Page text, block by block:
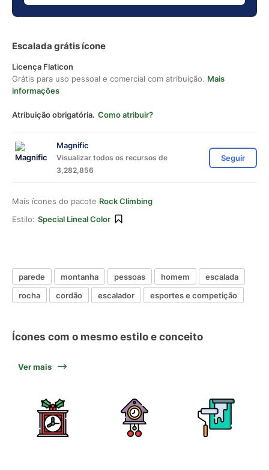
Escalada grátis ícone
Licença Flaticon
Grátis para uso pessoal e comercial com atribuição. Mais
informações
Atribuição obrigatória. Como atribuir?
Magnific
Visualizar todos os recursos de
3,282,856
Seguir
Mais ícones do pacote Rock Climbing
Estilo: Special Lineal Color
parede montanha pessoas homem
escalada
rocha
cordão escalador esportes e competição
Ícones com o mesmo estilo e conceito
Ver mais